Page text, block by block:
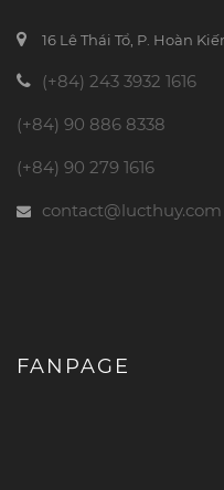
16 Lê Thái Tổ, P. Hoàn
(+84) 243 3932 1616
(+84) 90 886 8338
(+84) 90 279 1616
contact@lucthuy.com
FANPAGE